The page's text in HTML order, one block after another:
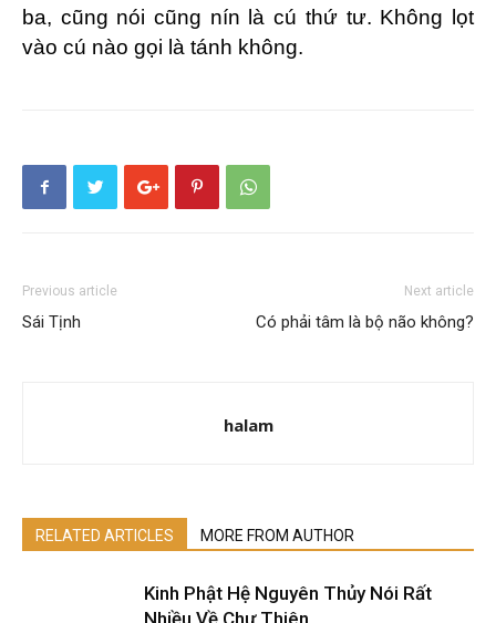
ba, cũng nói cũng nín là cú thứ tư. Không lọt
vào cú nào gọi là tánh không.
Previous article
Sái Tịnh
Next article
Có phải tâm là bộ não không?
halam
RELATED ARTICLES MORE FROM AUTHOR
Kinh Phật Hệ Nguyên Thủy Nói Rất
Nhiều Về Chư Thiên